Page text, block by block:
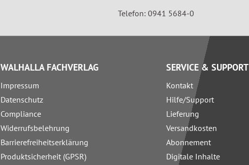
Telefon: 0941 5684-0
WALHALLA FACHVERLAG
Impressum
Datenschutz
Compliance
Widerrufsbelehrung
Barrierefreiheitserklärung
Produktsicherheit (GPSR)
SERVICE & SUPPORT
Kontakt
Hilfe/Support
Lieferung
Versandkosten
Abonnement
Digitale Inhalte